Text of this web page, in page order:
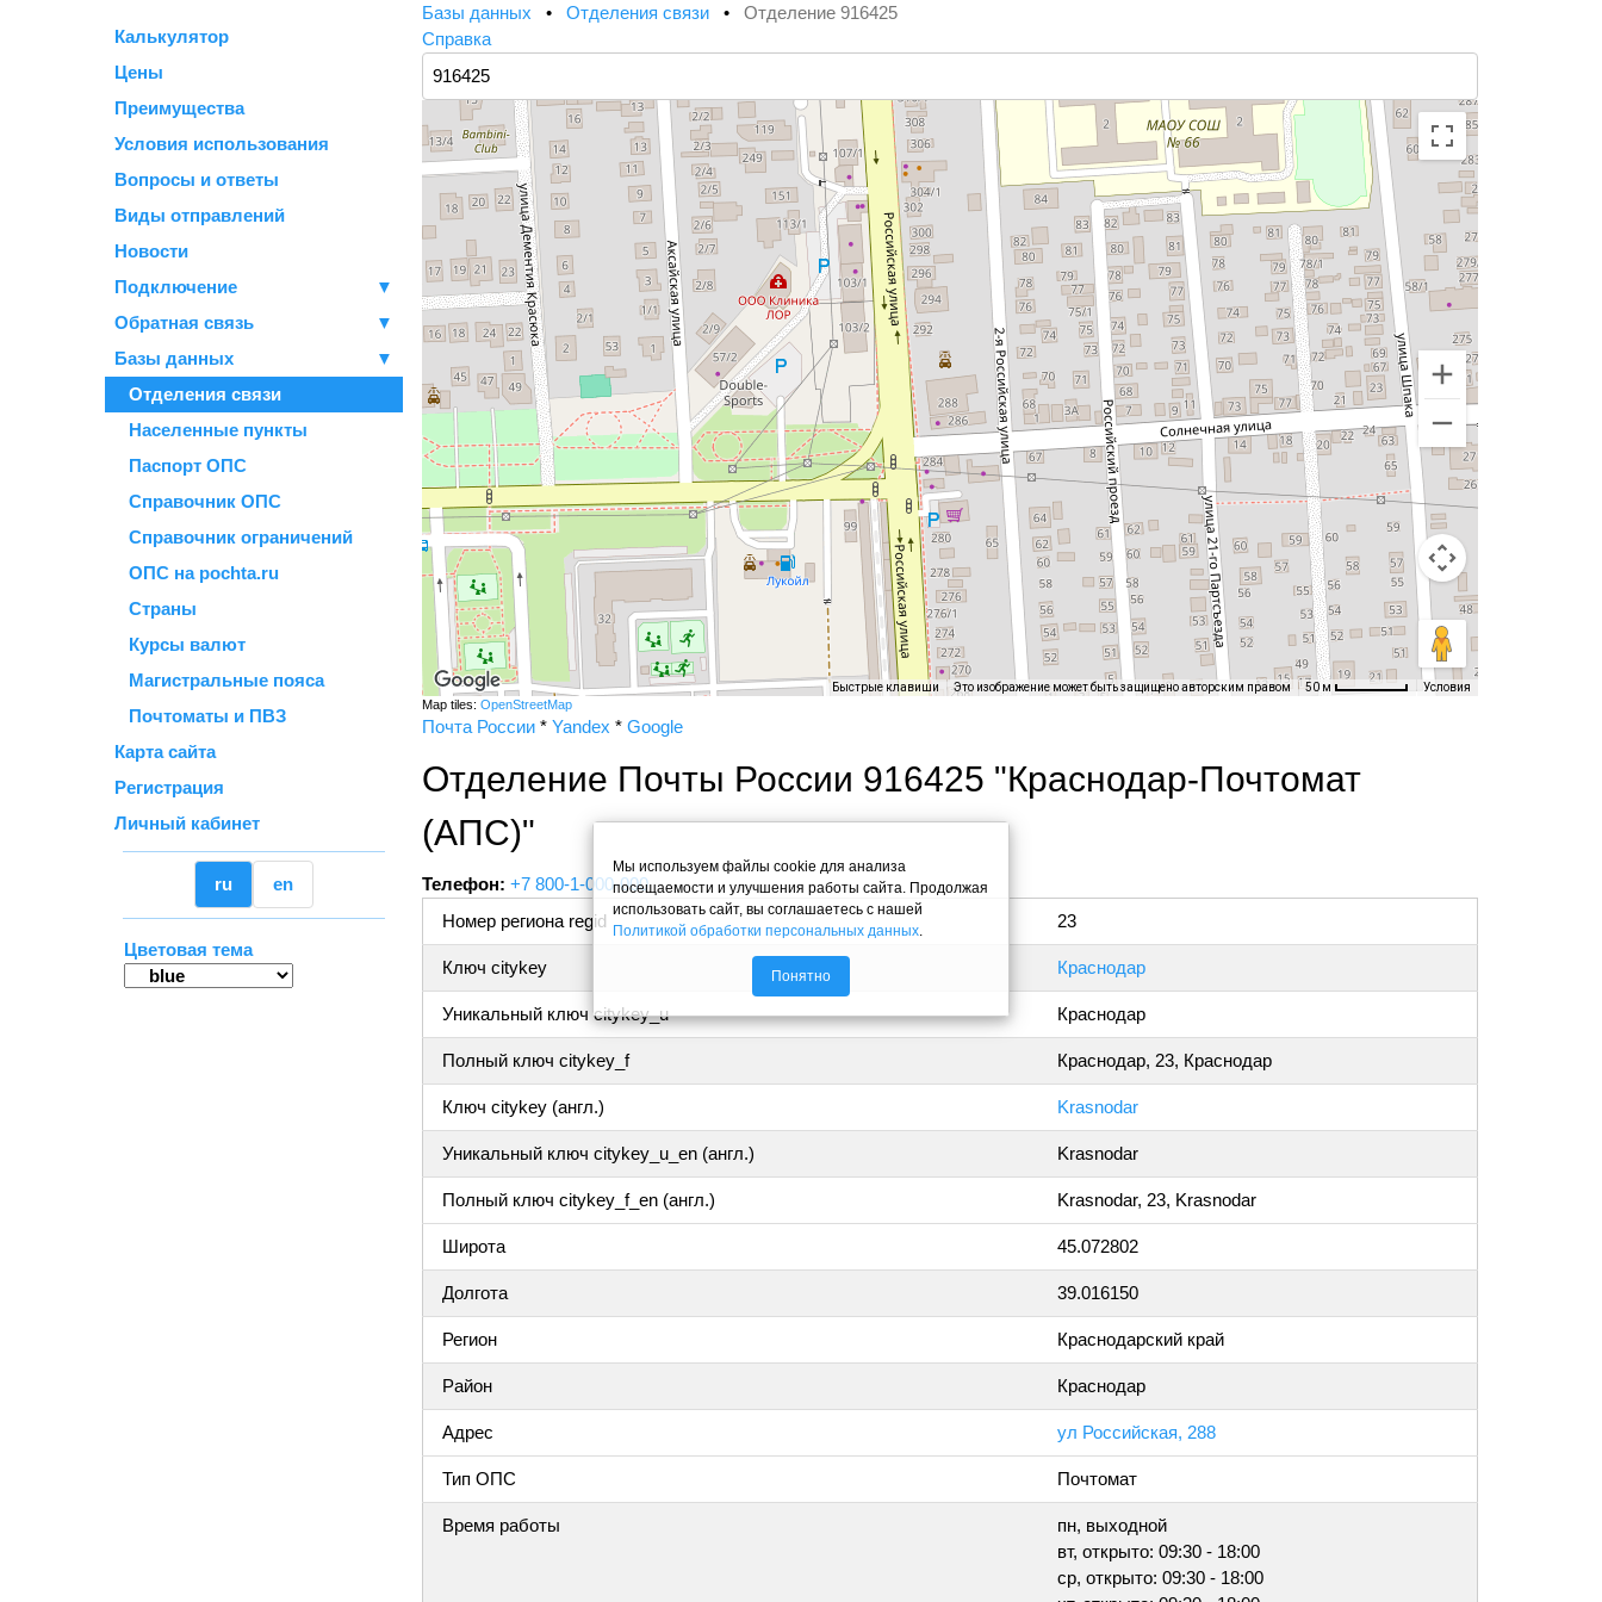
Калькулятор
Цены
Преимущества
Условия использования
Вопросы и ответы
Виды отправлений
Новости
Подключение
▼
Обратная связь
▼
Базы данных
▼
Отделения связи
Населенные пункты
Паспорт ОПС
Справочник ОПС
Справочник ограничений
ОПС на pochta.ru
Страны
Курсы валют
Магистральные пояса
Почтоматы и ПВЗ
Карта сайта
Регистрация
Личный кабинет
ru en
Цветовая тема
Базы данных • Отделения связи • Отделение 916425
Справка
Быстрые клавиши Это изображение может быть защищено авторским правом 50 м Условия
Map tiles: OpenStreetMap
Почта России * Yandex * Google
Отделение Почты России 916425 "Краснодар-Почтомат
(АПС)"
Телефон: +7 800-1-000-000
Номер региона regid
23
Ключ citykey Краснодар
Уникальный ключ citykey_u Краснодар
Полный ключ citykey_f Краснодар, 23, Краснодар
Ключ citykey (англ.) Krasnodar
Уникальный ключ citykey_u_en (англ.) Krasnodar
Полный ключ citykey_f_en (англ.) Krasnodar, 23, Krasnodar
Широта 45.072802
Долгота 39.016150
Регион Краснодарский край
Район Краснодар
Адрес ул Российская, 288
Тип ОПС Почтомат
Время работы
пн, выходной
вт, открыто: 09:30 - 18:00
ср, открыто: 09:30 - 18:00
Мы используем файлы cookie для анализа
посещаемости и улучшения работы сайта. Продолжая
использовать сайт, вы соглашаетесь с нашей
Политикой обработки персональных данных
Понятно